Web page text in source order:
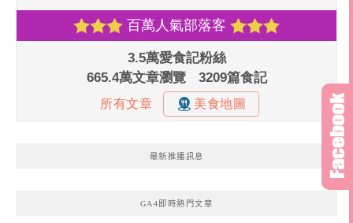
最新推播訊息
GA4即時熱門文章